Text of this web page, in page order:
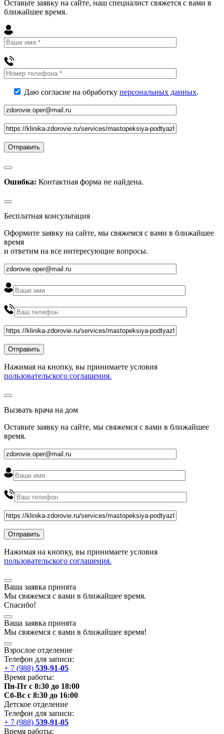
Оставьте заявку на сайте, наш специалист свяжется с вами в
ближайшее время.
Даю согласие на обработку персональных данных.
Ошибка: Контактная форма не найдена.
Бесплатная консультация
Оформите заявку на сайте, мы свяжемся с вами в ближайшее
время
и ответим на все интересующие вопросы.
Нажимая на кнопку, вы принимаете условия
пользовательского соглашения.
Вызвать врача на дом
Оставьте заявку на сайте, мы свяжемся с вами в ближайшее
время.
Нажимая на кнопку, вы принимаете условия
пользовательского соглашения.
Ваша заявка принята
Мы свяжемся с вами в ближайшее время.
Спасибо!
Ваша заявка принята
Мы свяжемся с вами в ближайшее время!
Взрослое отделение
Телефон для записи:
+ 7 (988) 539-91-05
Время работы:
Пн-Пт с 8:30 до 18:00
Сб-Вс с 8:30 до 16:00
Детское отделение
Телефон для записи:
+ 7 (988) 539-91-05
Время работы: